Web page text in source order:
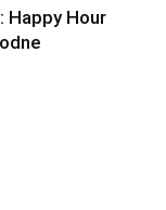
Happy Hour